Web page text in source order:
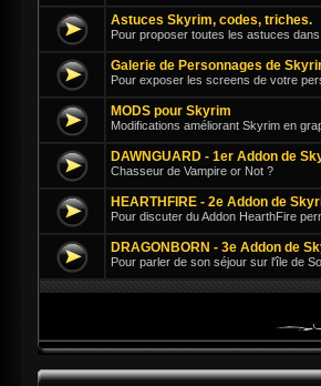
Astuces Skyrim, codes, triches.
Pour proposer toutes les astuces dans
Galerie de Personnages de
Pour exposer les screens de votre
MODS pour Skyrim
Modifications améliorant Skyrim en
DAWNGUARD - 1er Addon de
Chasseur de Vampire or Not ?
HEARTHFIRE - 2e Addon de
Pour discuter du Addon HearthFire
DRAGONBORN - 3e Addon de
Pour parler de son séjour sur l'île de